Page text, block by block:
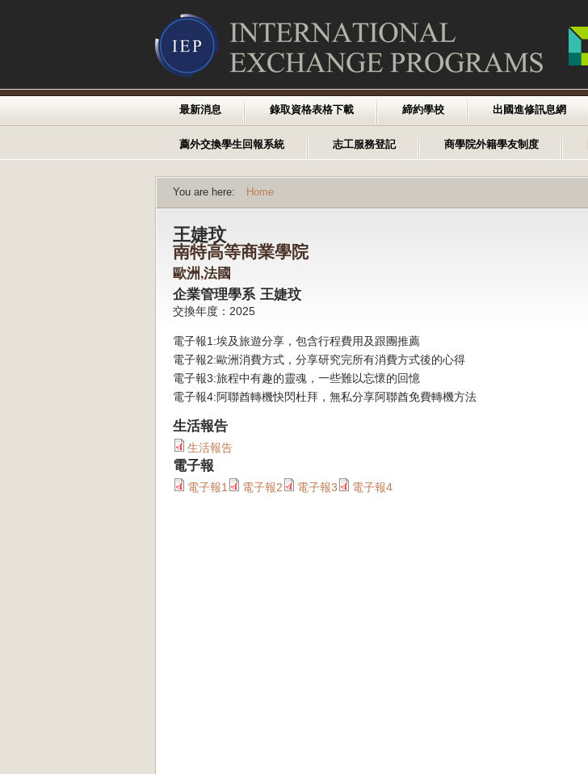
最新消息 錄取資格表格下載 締約學校 出國進修訊息網
薦外交換學生回報系統 志工服務登記 商學院外籍學友制度
You are here: Home
王婕玟
南特高等商業學院
歐洲,法國
企業管理學系 王婕玟
交換年度：2025
電子報1:埃及旅遊分享，包含行程費用及跟團推薦
電子報2:歐洲消費方式，分享研究完所有消費方式後的心得
電子報3:旅程中有趣的靈魂，一些難以忘懷的回憶
電子報4:阿聯酋轉機快閃杜拜，無私分享阿聯酋免費轉機方法
生活報告
生活報告
電子報
電子報1 電子報2 電子報3 電子報4